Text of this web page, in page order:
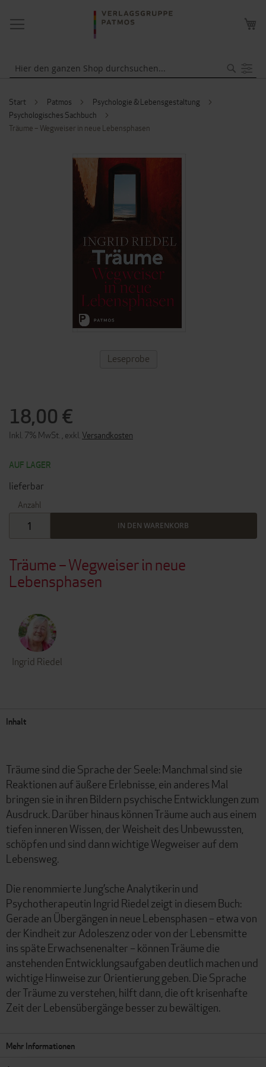
NAVIGATION
UMSCHALTEN
Start Patmos
Psychologie & Lebensgestaltung
Psychologisches Sachbuch
Träume – Wegweiser in neue Lebensphasen
Träume – Wegweiser in neue
Lebensphasen
Ingrid Riedel
18,00 €
Inkl. 7% MwSt. exkl. Versandkosten
AUF LAGER
lieferbar
Anzahl
IN DEN WARENKORB
ZUM
ENDE
DER
ZUM
ANFANG
Leseprobe
Inhalt
Träume sind die Sprache der Seele: Manchmal sind sie
Reaktionen auf äußere Erlebnisse, ein anderes Mal
bringen sie in ihren Bildern psychische Entwicklungen zum
Ausdruck. Darüber hinaus können Träume auch aus einem
tiefen inneren Wissen, der Weisheit des Unbewussten,
schöpfen und sind dann wichtige Wegweiser auf dem
Lebensweg.
Die renommierte Jung’sche Analytikerin und
Psychotherapeutin Ingrid Riedel zeigt in diesem Buch:
Gerade an Übergängen in neue Lebensphasen – etwa von
der Kindheit zur Adoleszenz oder von der Lebensmitte
ins späte Erwachsenenalter – können Träume die
anstehenden Entwicklungsaufgaben deutlich machen und
wichtige Hinweise zur Orientierung geben. Die Sprache
der Träume zu verstehen, hilft dann, die oft krisenhafte
Zeit der Lebensübergänge besser zu bewältigen.
Mehr Informationen